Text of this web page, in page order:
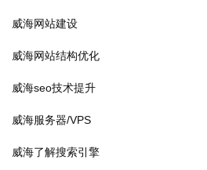
威海网站建设
威海网站结构优化
威海seo技术提升
威海服务器/VPS
威海了解搜索引擎